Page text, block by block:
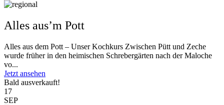
Alles aus’m Pott
Alles aus dem Pott – Unser Kochkurs Zwischen Pütt und Zeche
wurde früher in den heimischen Schrebergärten nach der Maloche
vo...
Jetzt ansehen
Bald ausverkauft!
17
SEP